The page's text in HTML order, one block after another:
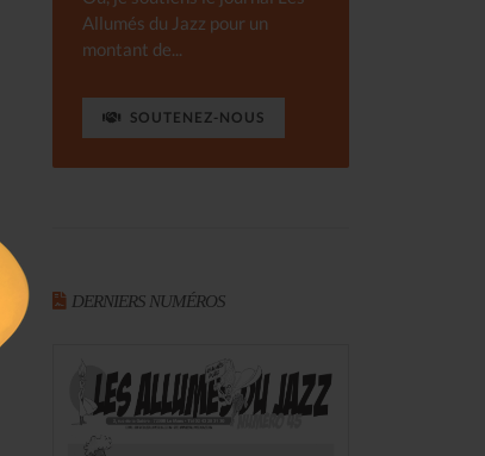
Allumés du Jazz pour un
montant de...
SOUTENEZ-NOUS
DERNIERS NUMÉROS